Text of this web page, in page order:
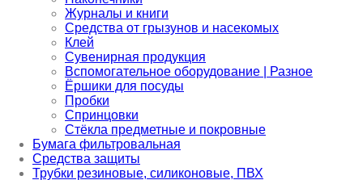
Журналы и книги
Средства от грызунов и насекомых
Клей
Сувенирная продукция
Вспомогательное оборудование | Разное
Ёршики для посуды
Пробки
Спринцовки
Стёкла предметные и покровные
Бумага фильтровальная
Средства защиты
Трубки резиновые, силиконовые, ПВХ